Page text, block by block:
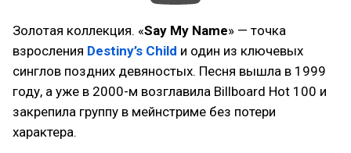
Золотая коллекция. «Say My Name» — точка
взросления Destiny’s Child и один из ключевых
синглов поздних девяностых. Песня вышла в 1999
году, а уже в 2000-м возглавила Billboard Hot 100 и
закрепила группу в мейнстриме без потери
характера.